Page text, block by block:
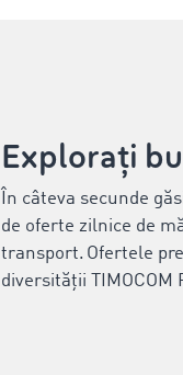
Explorați
În câteva secunde
de oferte zilnice de
transport. Ofertele
diversității TIMOCOM